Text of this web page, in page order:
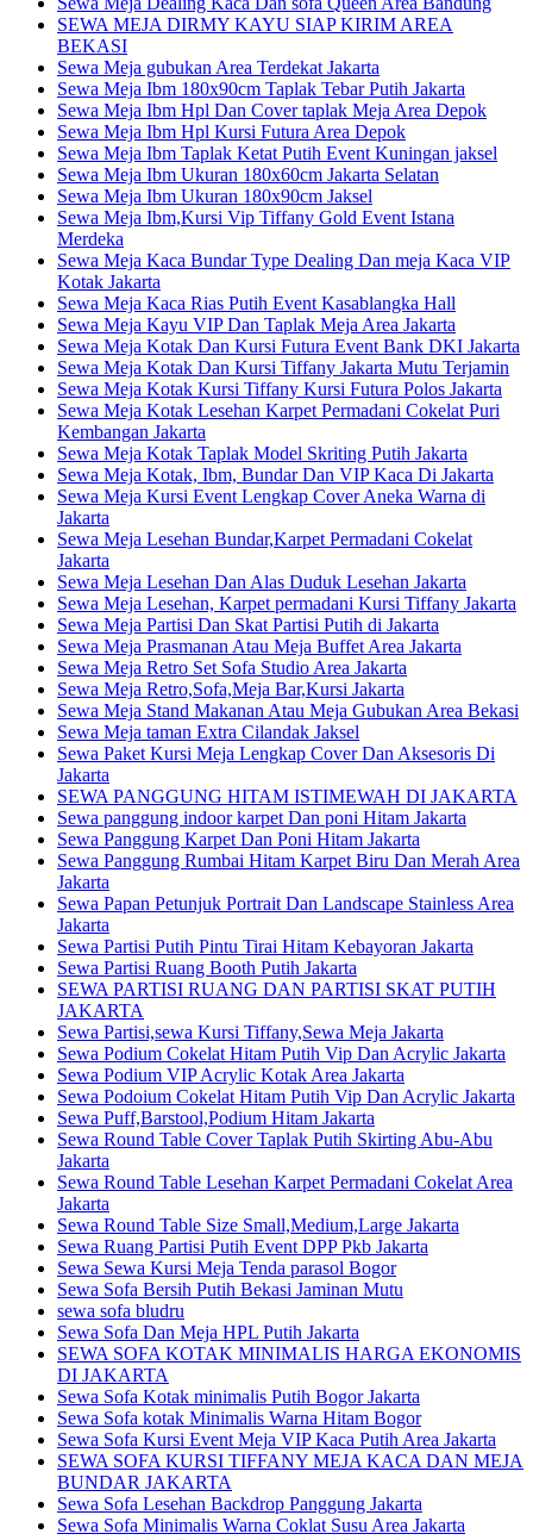
SEWA MEJA DIRMY KAYU SIAP KIRIM AREA
BEKASI
Sewa Meja gubukan Area Terdekat Jakarta
Sewa Meja Ibm 180x90cm Taplak Tebar Putih Jakarta
Sewa Meja Ibm Hpl Dan Cover taplak Meja Area Depok
Sewa Meja Ibm Hpl Kursi Futura Area Depok
Sewa Meja Ibm Taplak Ketat Putih Event Kuningan jaksel
Sewa Meja Ibm Ukuran 180x60cm Jakarta Selatan
Sewa Meja Ibm Ukuran 180x90cm Jaksel
Sewa Meja Ibm,Kursi Vip Tiffany Gold Event Istana
Merdeka
Sewa Meja Kaca Bundar Type Dealing Dan meja Kaca VIP
Kotak Jakarta
Sewa Meja Kaca Rias Putih Event Kasablangka Hall
Sewa Meja Kayu VIP Dan Taplak Meja Area Jakarta
Sewa Meja Kotak Dan Kursi Futura Event Bank DKI Jakarta
Sewa Meja Kotak Dan Kursi Tiffany Jakarta Mutu Terjamin
Sewa Meja Kotak Kursi Tiffany Kursi Futura Polos Jakarta
Sewa Meja Kotak Lesehan Karpet Permadani Cokelat Puri
Kembangan Jakarta
Sewa Meja Kotak Taplak Model Skriting Putih Jakarta
Sewa Meja Kotak, Ibm, Bundar Dan VIP Kaca Di Jakarta
Sewa Meja Kursi Event Lengkap Cover Aneka Warna di
Jakarta
Sewa Meja Lesehan Bundar,Karpet Permadani Cokelat
Jakarta
Sewa Meja Lesehan Dan Alas Duduk Lesehan Jakarta
Sewa Meja Lesehan, Karpet permadani Kursi Tiffany Jakarta
Sewa Meja Partisi Dan Skat Partisi Putih di Jakarta
Sewa Meja Prasmanan Atau Meja Buffet Area Jakarta
Sewa Meja Retro Set Sofa Studio Area Jakarta
Sewa Meja Retro,Sofa,Meja Bar,Kursi Jakarta
Sewa Meja Stand Makanan Atau Meja Gubukan Area Bekasi
Sewa Meja taman Extra Cilandak Jaksel
Sewa Paket Kursi Meja Lengkap Cover Dan Aksesoris Di
Jakarta
SEWA PANGGUNG HITAM ISTIMEWAH DI JAKARTA
Sewa panggung indoor karpet Dan poni Hitam Jakarta
Sewa Panggung Karpet Dan Poni Hitam Jakarta
Sewa Panggung Rumbai Hitam Karpet Biru Dan Merah Area
Jakarta
Sewa Papan Petunjuk Portrait Dan Landscape Stainless Area
Jakarta
Sewa Partisi Putih Pintu Tirai Hitam Kebayoran Jakarta
Sewa Partisi Ruang Booth Putih Jakarta
SEWA PARTISI RUANG DAN PARTISI SKAT PUTIH
JAKARTA
Sewa Partisi,sewa Kursi Tiffany,Sewa Meja Jakarta
Sewa Podium Cokelat Hitam Putih Vip Dan Acrylic Jakarta
Sewa Podium VIP Acrylic Kotak Area Jakarta
Sewa Podoium Cokelat Hitam Putih Vip Dan Acrylic Jakarta
Sewa Puff,Barstool,Podium Hitam Jakarta
Sewa Round Table Cover Taplak Putih Skirting Abu-Abu
Jakarta
Sewa Round Table Lesehan Karpet Permadani Cokelat Area
Jakarta
Sewa Round Table Size Small,Medium,Large Jakarta
Sewa Ruang Partisi Putih Event DPP Pkb Jakarta
Sewa Sewa Kursi Meja Tenda parasol Bogor
Sewa Sofa Bersih Putih Bekasi Jaminan Mutu
sewa sofa bludru
Sewa Sofa Dan Meja HPL Putih Jakarta
SEWA SOFA KOTAK MINIMALIS HARGA EKONOMIS
DI JAKARTA
Sewa Sofa Kotak minimalis Putih Bogor Jakarta
Sewa Sofa kotak Minimalis Warna Hitam Bogor
Sewa Sofa Kursi Event Meja VIP Kaca Putih Area Jakarta
SEWA SOFA KURSI TIFFANY MEJA KACA DAN MEJA
BUNDAR JAKARTA
Sewa Sofa Lesehan Backdrop Panggung Jakarta
Sewa Sofa Minimalis Warna Coklat Susu Area Jakarta